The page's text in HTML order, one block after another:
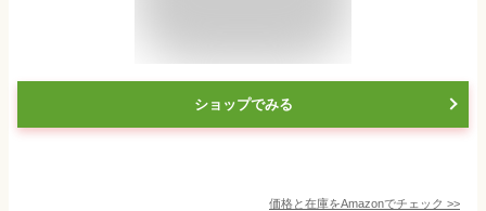
ショップでみる
価格と在庫をAmazonでチェック >>